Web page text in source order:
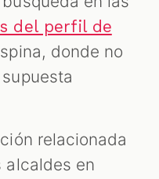
del perfil de
donde no
relacionada
alcaldes en